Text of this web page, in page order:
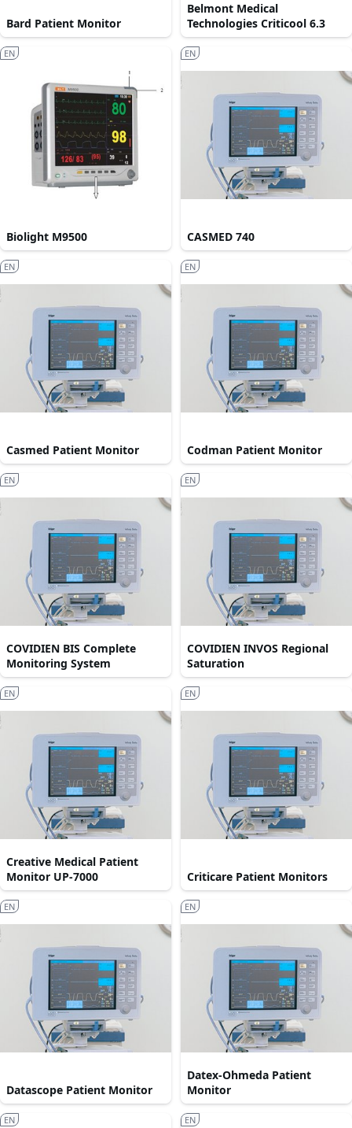
Bard Patient Monitor
Belmont Medical
Technologies Criticool 6.3
Biolight M9500
EN
CASMED 740
EN
Casmed Patient Monitor
EN
Codman Patient Monitor
EN
COVIDIEN BIS Complete
Monitoring System
EN
COVIDIEN INVOS Regional
Saturation
EN
Creative Medical Patient
Monitor UP-7000
EN
Criticare Patient Monitors
EN
Datascope Patient Monitor
EN
Datex-Ohmeda Patient
Monitor
EN
EN EN